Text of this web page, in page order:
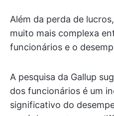
Além da perda de
muito mais complexa
funcionários e o
A pesquisa da Gallup
dos funcionários é um
significativo do